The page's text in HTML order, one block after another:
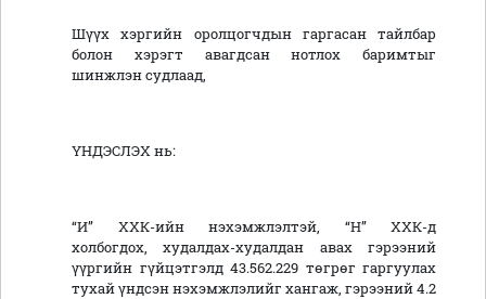
Шүүх хэргийн оролцогчдын гаргасан тайлбар
болон хэрэгт авагдсан нотлох баримтыг
шинжлэн судлаад,
ҮНДЭСЛЭХ нь:
“И” ХХК-ийн нэхэмжлэлтэй, “Н” ХХК-д
холбогдох, худалдах-худалдан авах гэрээний
үүргийн гүйцэтгэлд 43.562.229 төгрөг гаргуулах
тухай үндсэн нэхэмжлэлийг хангаж, гэрээний 4.2